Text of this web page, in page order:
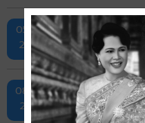
05 ม.ค
2564
กฎกระทรวง การง
08 ธ.ค.
2563
กำหนดกฏกระทรว